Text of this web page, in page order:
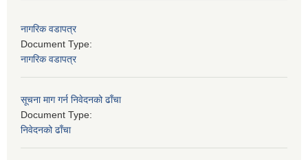
नागरिक वडापत्र
Document Type:
नागरिक वडापत्र
सूचना माग गर्न निवेदनको ढाँचा
Document Type:
निवेदनको ढाँचा